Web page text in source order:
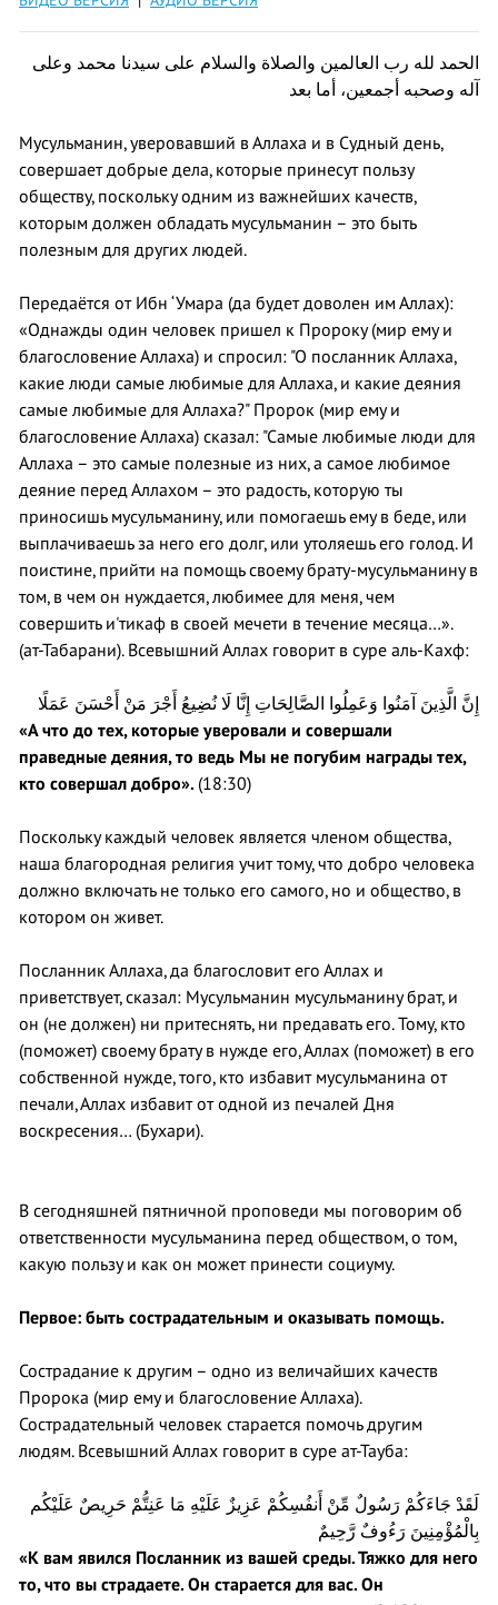
الحمد لله رب العالمين والصلاة والسلام على سيدنا محمد وعلى
آله وصحبه أجمعين، أما بعد
Мусульманин, уверовавший в Аллаха и в Судный день,
совершает добрые дела, которые принесут пользу
обществу, поскольку одним из важнейших качеств,
которым должен обладать мусульманин – это быть
полезным для других людей.
Передаётся от Ибн ‘Умара (да будет доволен им Аллах):
«Однажды один человек пришел к Пророку (мир ему и
благословение Аллаха) и спросил: "О посланник Аллаха,
какие люди самые любимые для Аллаха, и какие деяния
самые любимые для Аллаха?" Пророк (мир ему и
благословение Аллаха) сказал: "Самые любимые люди для
Аллаха – это самые полезные из них, а самое любимое
деяние перед Аллахом – это радость, которую ты
приносишь мусульманину, или помогаешь ему в беде, или
выплачиваешь за него его долг, или утоляешь его голод. И
поистине, прийти на помощь своему брату-мусульманину в
том, в чем он нуждается, любимее для меня, чем
совершить и'тикаф в своей мечети в течение месяца…».
(ат-Табарани). Всевышний Аллах говорит в суре аль-Кахф:
إِنَّ الَّذِينَ آمَنُوا وَعَمِلُوا الصَّالِحَاتِ إِنَّا لَا نُضِيعُ أَجْرَ مَنْ أَحْسَنَ عَمَلًا
«А что до тех, которые уверовали и совершали
праведные деяния, то ведь Мы не погубим награды тех,
кто совершал добро». (18:30)
Поскольку каждый человек является членом общества,
наша благородная религия учит тому, что добро человека
должно включать не только его самого, но и общество, в
котором он живет.
Посланник Аллаха, да благословит его Аллах и
приветствует, сказал: Мусульманин мусульманину брат, и
он (не должен) ни притеснять, ни предавать его. Тому, кто
(поможет) своему брату в нужде его, Аллах (поможет) в его
собственной нужде, того, кто избавит мусульманина от
печали, Аллах избавит от одной из печалей Дня
воскресения… (Бухари).
В сегодняшней пятничной проповеди мы поговорим об
ответственности мусульманина перед обществом, о том,
какую пользу и как он может принести социуму.
Первое: быть сострадательным и оказывать помощь.
Сострадание к другим – одно из величайших качеств
Пророка (мир ему и благословение Аллаха).
Сострадательный человек старается помочь другим
людям. Всевышний Аллах говорит в суре ат-Тауба:
لَقَدْ جَاءَكُمْ رَسُولٌ مِّنْ أَنفُسِكُمْ عَزِيزٌ عَلَيْهِ مَا عَنِتُّمْ حَرِيصٌ عَلَيْكُم
بِالْمُؤْمِنِينَ رَءُوفٌ رَّحِيمٌ
«К вам явился Посланник из вашей среды. Тяжко для него
то, что вы страдаете. Он старается для вас. Он